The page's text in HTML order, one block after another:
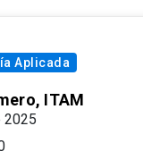
Aplicada
ITAM
2025